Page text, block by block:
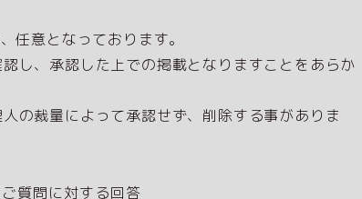
任意となっております。
し、承認した上での掲載となりますことをあらか
の裁量によって承認せず、削除する事がありま
質問に対する回答